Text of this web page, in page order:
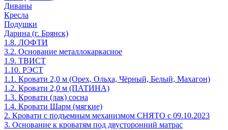
Диваны
Кресла
Подушки
Дарина (г. Брянск)
1.8. ЛОФТИ
3.2. Основание металлокаркасное
1.9. ТВИСТ
1.10. РЭСТ
1.1. Кровати 2,0 м (Орех, Ольха, Чёрный, Белый, Махагон)
1.2. Кровати 2,0 м (ПАТИНА)
1.3. Кровати (лак) сосна
1.4. Кровати Шарм (мягкие)
2. Кровати с подъемным механизмом СНЯТО с 09.10.2023
3. Основание к кроватям под двусторонний матрас